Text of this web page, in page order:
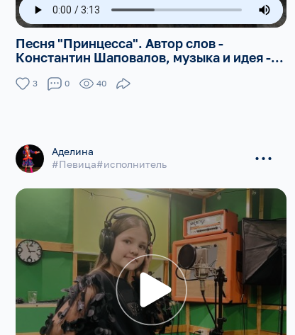
Песня "Принцесса". Автор слов -
Константин Шаповалов, музыка и идея -...
3 0 40
Aделина
#Певица#исполнитель
...